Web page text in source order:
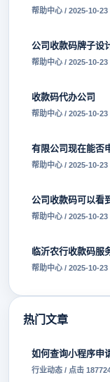
帮助中心 / 2025-10-23
公司收款码牌子设
帮助中心 / 2025-10-23
收款码代办公司
帮助中心 / 2025-10-23
有限公司现在能否
帮助中心 / 2025-10-23
公司收款码可以看
帮助中心 / 2025-10-23
临沂农行收款码服
帮助中心 / 2025-10-23
热门文章
如何查询小程序申
行业动态 / 点击